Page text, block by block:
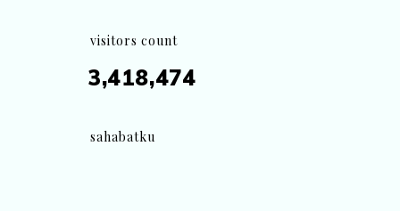
visitors count
3,418,474
sahabatku